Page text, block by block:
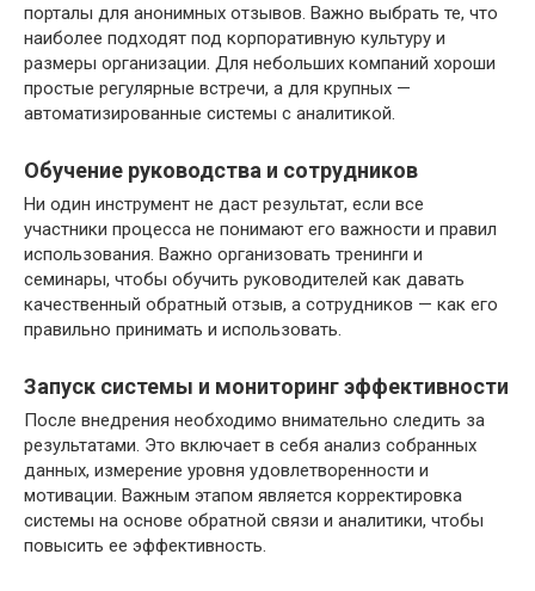
порталы для анонимных отзывов. Важно выбрать те, что
наиболее подходят под корпоративную культуру и
размеры организации. Для небольших компаний хороши
простые регулярные встречи, а для крупных —
автоматизированные системы с аналитикой.
Обучение руководства и сотрудников
Ни один инструмент не даст результат, если все
участники процесса не понимают его важности и правил
использования. Важно организовать тренинги и
семинары, чтобы обучить руководителей как давать
качественный обратный отзыв, а сотрудников — как его
правильно принимать и использовать.
Запуск системы и мониторинг эффективности
После внедрения необходимо внимательно следить за
результатами. Это включает в себя анализ собранных
данных, измерение уровня удовлетворенности и
мотивации. Важным этапом является корректировка
системы на основе обратной связи и аналитики, чтобы
повысить ее эффективность.